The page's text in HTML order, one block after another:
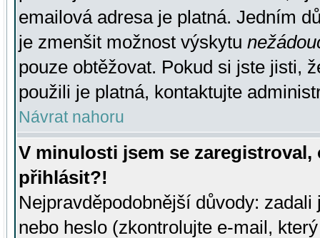
emailová adresa je platná. Jedním
je zmenšit možnost výskytu
pouze obtěžovat. Pokud si jste jisti,
použili je platná, kontaktujte
Návrat nahoru
V minulosti jsem se
přihlásit?!
Nejpravděpodobnější důvody:
nebo heslo (zkontrolujte e-mail,